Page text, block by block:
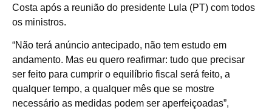
Costa após a reunião do presidente Lula (PT) com todos
os ministros.
“Não terá anúncio antecipado, não tem estudo em
andamento. Mas eu quero reafirmar: tudo que precisar
ser feito para cumprir o equilíbrio fiscal será feito, a
qualquer tempo, a qualquer mês que se mostre
necessário as medidas podem ser aperfeiçoadas”,